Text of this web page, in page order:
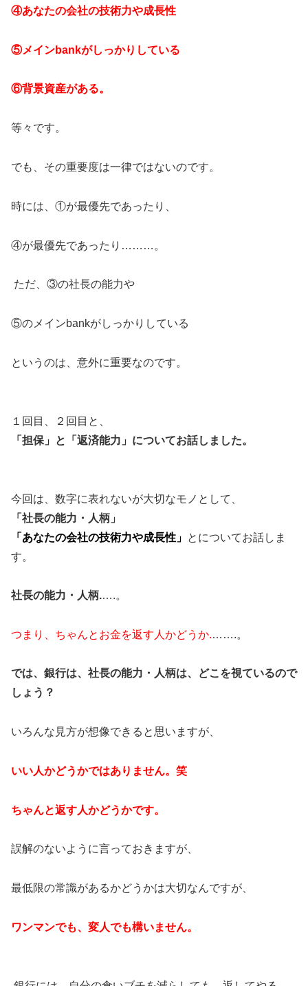
④あなたの会社の技術力や成長性
⑤メインbankがしっかりしている
⑥背景資産がある。
等々です。
でも、その重要度は一律ではないのです。
時には、①が最優先であったり、
④が最優先であったり………。
ただ、③の社長の能力や
⑤のメインbankがしっかりしている
というのは、意外に重要なのです。
１回目、２回目と、
「担保」と「返済能力」についてお話しました。
今回は、数字に表れないが大切なモノとして、
「社長の能力・人柄」
「あなたの会社の技術力や成長性」 とについてお話しま
す。
社長の能力・人柄.….。
つまり、ちゃんとお金を返す人かどうか.…….。
では、銀行は、 社長の能力・人柄は、どこを視ているので
しょう？
いろんな見方が想像できると思いますが、
いい人かどうかではありません。笑
ちゃんと返す人かどうかです。
誤解のないように言っておきますが、
最低限の常識があるかどうかは大切なんですが、
ワンマンでも、変人でも構いません。